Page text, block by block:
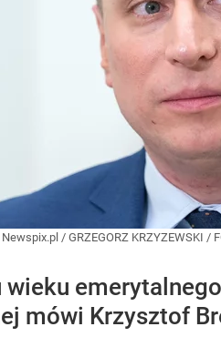
Newspix.pl / GRZEGORZ KRZYZEWSKI /
wieku
mówi Krzysztof